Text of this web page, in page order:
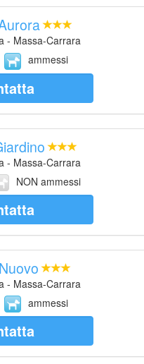
- Massa-Carrara
ammessi
- Massa-Carrara
NON ammessi
- Massa-Carrara
ammessi